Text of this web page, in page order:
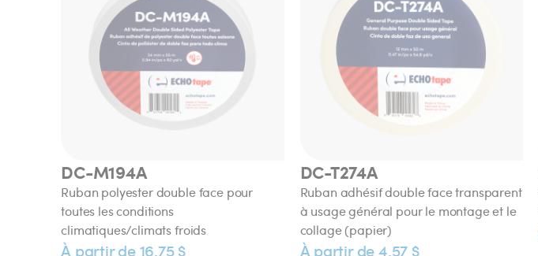
DC-M194A
Ruban polyester double face pour
toutes les conditions
climatiques/climats froids
À partir de 16.75 $
DC-T274A
Ruban adhésif double face transparent
à usage général pour le montage et le
collage (papier)
À partir de 4.57 $